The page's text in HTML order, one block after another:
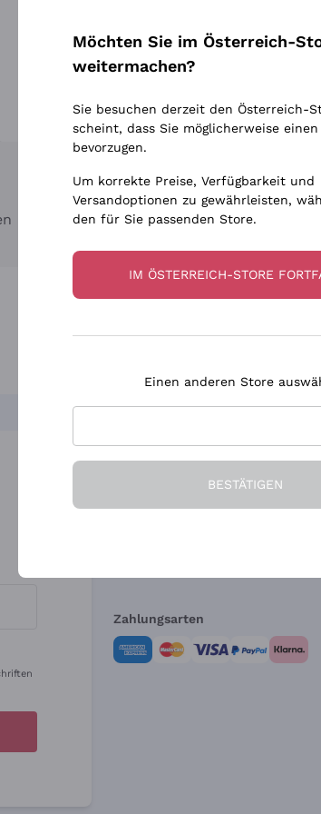
Sulfite
Occhipinti Arianna
Biondi Santi
Argiolas
Zenato
Ca' dei Frati
Die Firma
Zahlungsarten
Weitere Informationen finden Sie in unserem
Möchten Sie im Österreich-
weitermachen?
Sie besuchen derzeit den Österreich-
scheint, dass Sie möglicherweise
bevorzugen.
Um korrekte Preise, Verfügbarkeit und
Versandoptionen zu gewährleisten,
den für Sie passenden Store.
IM ÖSTERREICH-STORE
Einen anderen Store
BESTÄTIGEN